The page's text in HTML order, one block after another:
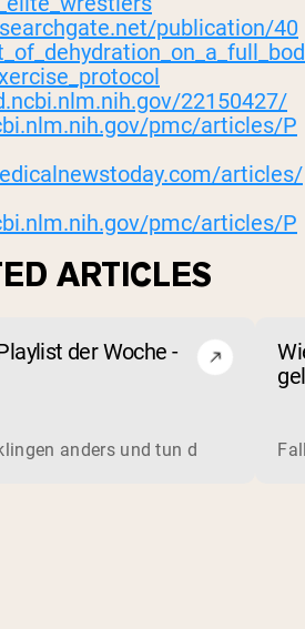
publication/40
22150427/
pmc/articles/P
articles/
pmc/articles/P
ARTICLES
der Woche -
anders und tun das auch im